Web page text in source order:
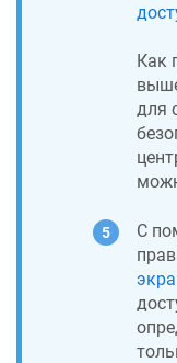
Как
для
С